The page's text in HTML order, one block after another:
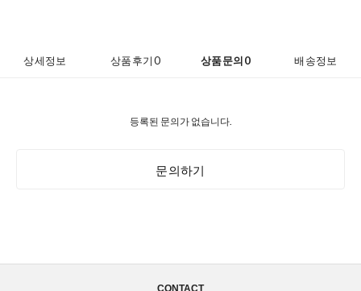
상세정보 상품후기0 상품문의0 배송정보
등록된 문의가 없습니다.
문의하기
CONTACT